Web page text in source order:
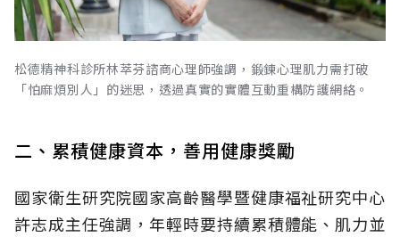
松德精神科診所林萃芬諮商心理師強調，鍛鍊心理肌力需打破
「怕麻煩別人」的迷思，透過真實的實體互動重構防護網絡。
二、累積健康資本，善用健康獎勵
國家衛生研究院國家高齡醫學暨健康福祉研究中心
許志成主任強調，年輕時要持續累積體能、肌力並